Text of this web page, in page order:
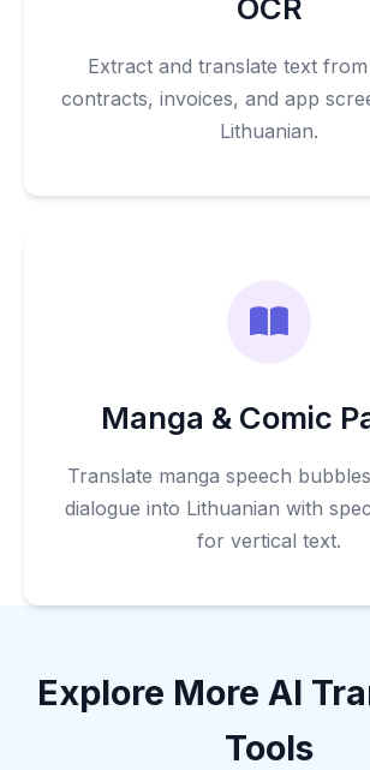
OCR
Extract and translate text
contracts, invoices, and app
Lithuanian.
Manga & Comic
Translate manga speech
dialogue into Lithuanian with
for vertical text.
Explore More AI
Tools